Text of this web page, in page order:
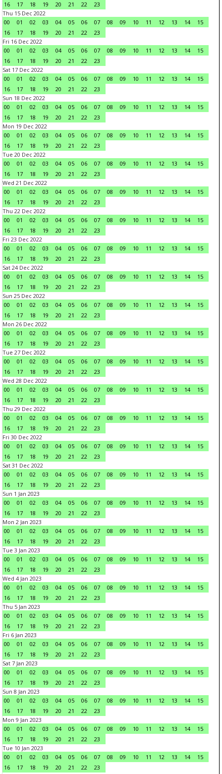
16
17 18 19 20 21 22
23
Thu 15 Dec 2022
00
01 02 03 04 05 06 07 08 09 10 11 12 13 14
15
16
17 18 19 20 21 22
23
Fri 16 Dec 2022
00
01 02 03 04 05 06 07 08 09 10 11 12 13 14
15
16
17 18 19 20 21 22
23
Sat 17 Dec 2022
00
01 02 03 04 05 06 07 08 09 10 11 12 13 14
15
16
17 18 19 20 21 22
23
Sun 18 Dec 2022
00
01 02 03 04 05 06 07 08 09 10 11 12 13 14
15
16
17 18 19 20 21 22
23
Mon 19 Dec 2022
00
01 02 03 04 05 06 07 08 09 10 11 12 13 14
15
16
17 18 19 20 21 22
23
Tue 20 Dec 2022
00
01 02 03 04 05 06 07 08 09 10 11 12 13 14
15
16
17 18 19 20 21 22
23
Wed 21 Dec 2022
00
01 02 03 04 05 06 07 08 09 10 11 12 13 14
15
16
17 18 19 20 21 22
23
Thu 22 Dec 2022
00
01 02 03 04 05 06 07 08 09 10 11 12 13 14
15
16
17 18 19 20 21 22
23
Fri 23 Dec 2022
00
01 02 03 04 05 06 07 08 09 10 11 12 13 14
15
16
17 18 19 20 21 22
23
Sat 24 Dec 2022
00
01 02 03 04 05 06 07 08 09 10 11 12 13 14
15
16
17 18 19 20 21 22
23
Sun 25 Dec 2022
00
01 02 03 04 05 06 07 08 09 10 11 12 13 14
15
16
17 18 19 20 21 22
23
Mon 26 Dec 2022
00
01 02 03 04 05 06 07 08 09 10 11 12 13 14
15
16
17 18 19 20 21 22
23
Tue 27 Dec 2022
00
01 02 03 04 05 06 07 08 09 10 11 12 13 14
15
16
17 18 19 20 21 22
23
Wed 28 Dec 2022
00
01 02 03 04 05 06 07 08 09 10 11 12 13 14
15
16
17 18 19 20 21 22
23
Thu 29 Dec 2022
00
01 02 03 04 05 06 07 08 09 10 11 12 13 14
15
16
17 18 19 20 21 22
23
Fri 30 Dec 2022
00
01 02 03 04 05 06 07 08 09 10 11 12 13 14
15
16
17 18 19 20 21 22
23
Sat 31 Dec 2022
00
01 02 03 04 05 06 07 08 09 10 11 12 13 14
15
16
17 18 19 20 21 22
23
Sun 1 Jan 2023
00
01 02 03 04 05 06 07 08 09 10 11 12 13 14
15
16
17 18 19 20 21 22
23
Mon 2 Jan 2023
00
01 02 03 04 05 06 07 08 09 10 11 12 13 14
15
16
17 18 19 20 21 22
23
Tue 3 Jan 2023
00
01 02 03 04 05 06 07 08 09 10 11 12 13 14
15
16
17 18 19 20 21 22
23
Wed 4 Jan 2023
00
01 02 03 04 05 06 07 08 09 10 11 12 13 14
15
16
17 18 19 20 21 22
23
Thu 5 Jan 2023
00
01 02 03 04 05 06 07 08 09 10 11 12 13 14
15
16
17 18 19 20 21 22
23
Fri 6 Jan 2023
00
01 02 03 04 05 06 07 08 09 10 11 12 13 14
15
16
17 18 19 20 21 22
23
Sat 7 Jan 2023
00
01 02 03 04 05 06 07 08 09 10 11 12 13 14
15
16
17 18 19 20 21 22
23
Sun 8 Jan 2023
00
01 02 03 04 05 06 07 08 09 10 11 12 13 14
15
16
17 18 19 20 21 22
23
Mon 9 Jan 2023
00
01 02 03 04 05 06 07 08 09 10 11 12 13 14
15
16
17 18 19 20 21 22
23
Tue 10 Jan 2023
00
01 02 03 04 05 06 07 08 09 10 11 12 13 14
15
16
17 18 19 20 21 22
23